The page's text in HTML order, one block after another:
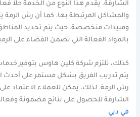
الشارقة. يقدم هذا النوع من الخدمة حلاً
والمشاكل المرتبطة بها. كما أن رش الرمة
ومبيدات متخصصة، حيث يتم تحديد
بالمواد الفعالة التي تضمن القضاء على
كذلك، تلتزم شركة كلين هاوس بتوفير
يتم تدريب الفريق بشكل مستمر على أحدث
رش الرمة. لذلك، يمكن للعملاء الاعتماد
الشارقة للحصول على نتائج مضمونة
في دبي